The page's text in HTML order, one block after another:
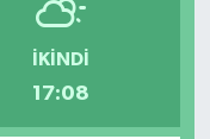
İKINDI
17:08